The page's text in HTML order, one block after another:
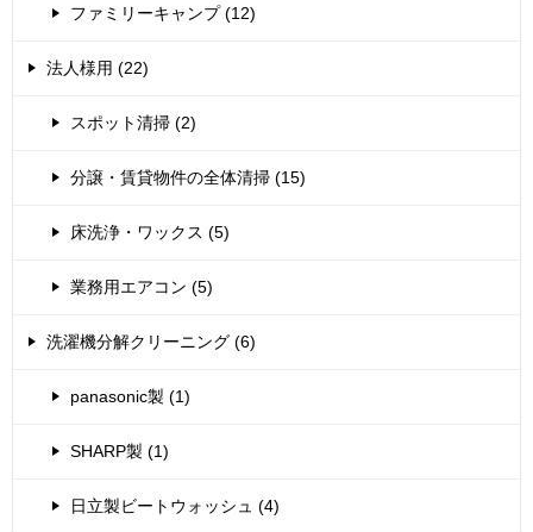
ファミリーキャンプ (12)
法人様用 (22)
スポット清掃 (2)
分譲・賃貸物件の全体清掃 (15)
床洗浄・ワックス (5)
業務用エアコン (5)
洗濯機分解クリーニング (6)
panasonic製 (1)
SHARP製 (1)
日立製ビートウォッシュ (4)